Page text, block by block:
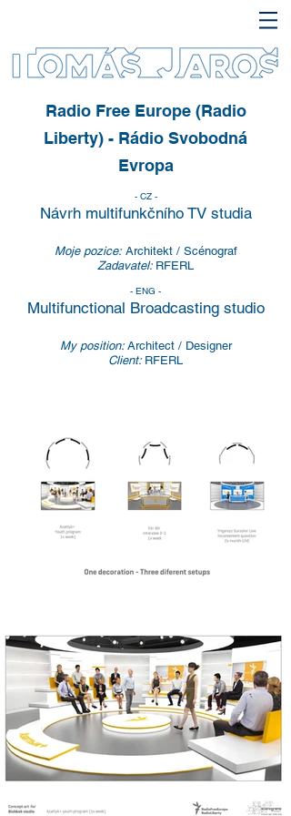
Radio Free Europe (Radio
Liberty) - Rádio Svobodná
Evropa
- CZ -
Návrh multifunkčního TV studia
Moje pozice: Architekt / Scénograf
Zadavatel: RFERL
- ENG -
Multifunctional Broadcasting studio​
My position: Architect / Designer
Client: RFERL